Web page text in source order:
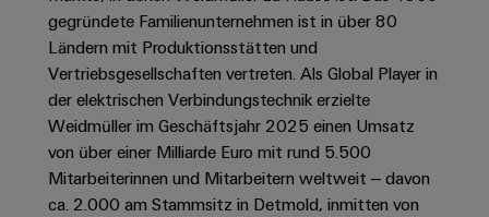
Energiespeicher
Lösungen
und
Produkte
für
Energiespeichersysteme
(ESS)
Energieübertragung
Industrial
5G
Single
Pair
Ethernet
komponenten
Anschlussleitungen,
Patchkabel
und
Kabel
SPS
easyConnect
-
Ihre
Industrial
Service
Platform
Partner
Vertrieb
Großhandelssuche
News
Weidmüller
Academy
People
&
Culture
Compliance
Praktika
Abschlussarbeiten
Neuanfang
für
Studienabbrecher
Offene
gegründete Familienunternehmen ist in über 80
Ländern mit Produktionsstätten und
Vertriebsgesellschaften vertreten. Als Global Player in
der elektrischen Verbindungstechnik erzielte
Weidmüller im Geschäftsjahr 2025 einen Umsatz
von über einer Milliarde Euro mit rund 5.500
Mitarbeiterinnen und Mitarbeitern weltweit – davon
ca. 2.000 am Stammsitz in Detmold, inmitten von